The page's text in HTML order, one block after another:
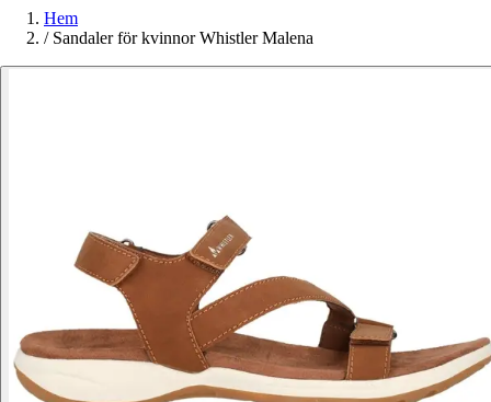
Hem
/ Sandaler för kvinnor Whistler Malena